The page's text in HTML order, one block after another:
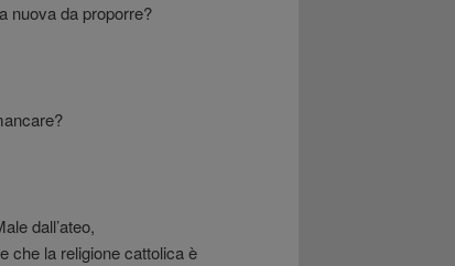
nuova da proporre?
dall’ateo,
che la religione cattolica è